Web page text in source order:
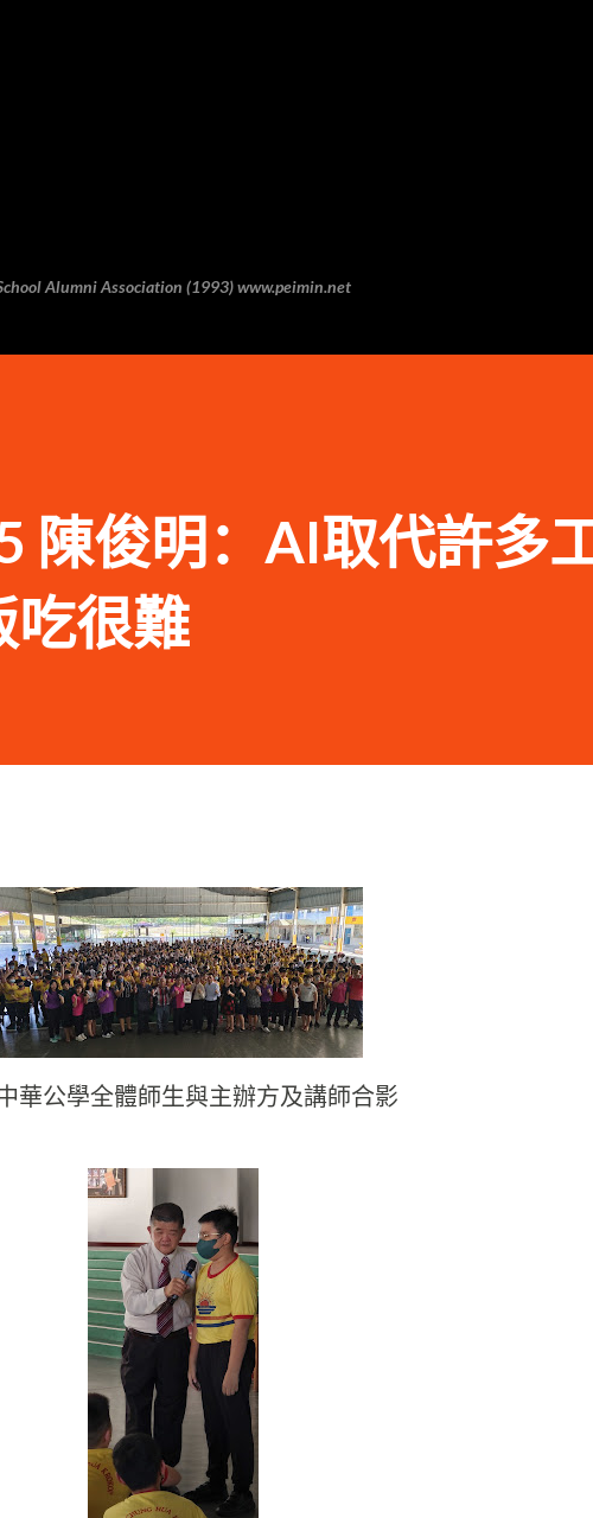
Alumni Association (1993) www.peimin.net
陳俊明：AI取代許多
吃很難
華公學全體師生與主辦方及講師合影